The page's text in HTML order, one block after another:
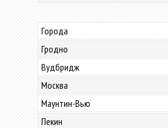
Города
Гродно
Вудбридж
Москва
Маунтин-Вью
Пекин